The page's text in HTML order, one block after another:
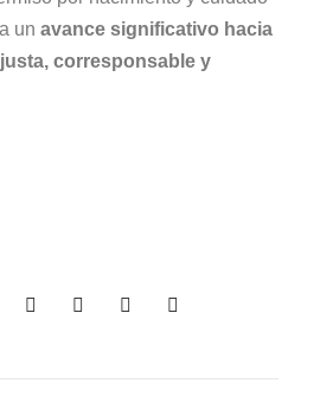
un avance significativo hacia
corresponsable y